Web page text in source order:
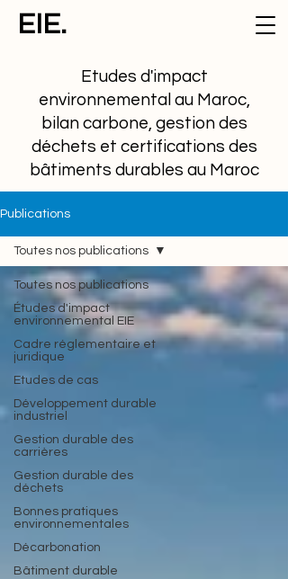
EIE.
Etudes d'impact
environnemental au Maroc,
bilan carbone, gestion des
déchets et certifications des
bâtiments durables au Maroc
Publications
Toutes nos publications
Études d'impact
environnemental EIE
Cadre réglementaire et
juridique
Etudes de cas
Développement durable
industriel
Gestion durable des
carrières
Gestion durable des
déchets
Bonnes pratiques
environnementales
Décarbonation
Bâtiment durable
Toutes nos publications